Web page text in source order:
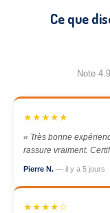
Ce que
Note
★★★★★
« Très bonne
rassure vraiment.
Pierre N. — il y a 5 jours
★★★★☆